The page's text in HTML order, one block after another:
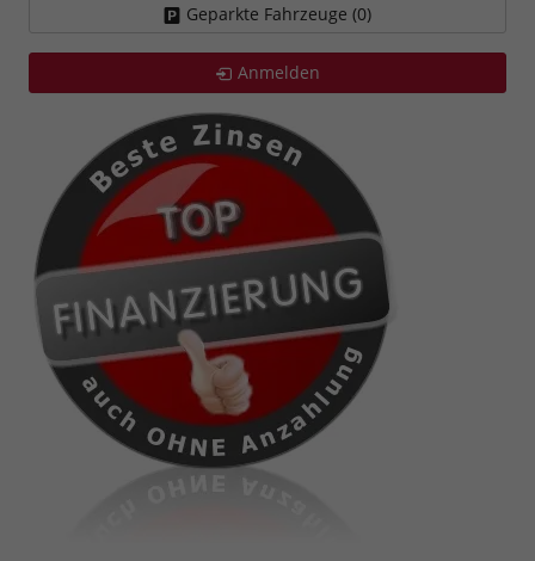
Geparkte Fahrzeuge (0)
Anmelden